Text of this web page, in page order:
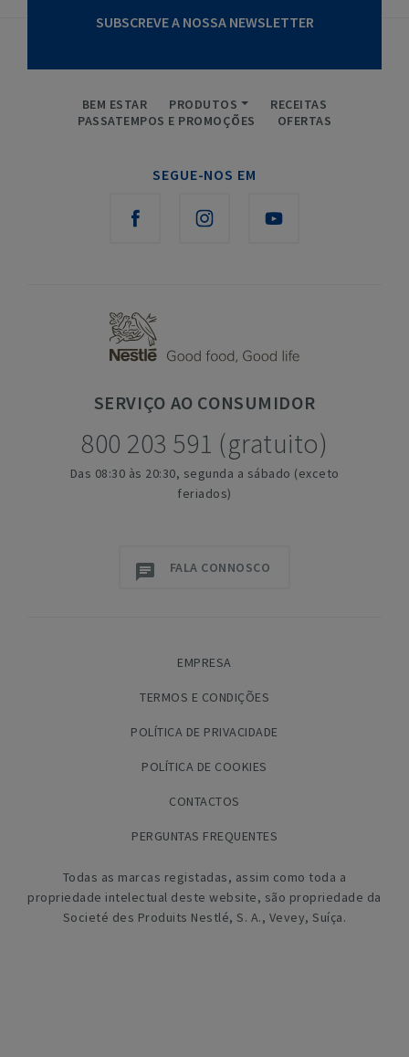
SUBSCREVE A NOSSA NEWSLETTER
BEM ESTAR PRODUTOS
RECEITAS
PASSATEMPOS E PROMOÇÕES
OFERTAS
SEGUE-NOS EM
SERVIÇO AO CONSUMIDOR
800 203 591 (gratuito)
Das 08:30 às 20:30, segunda a sábado (exceto
feriados)
FALA CONNOSCO
EMPRESA
TERMOS E CONDIÇÕES
POLÍTICA DE PRIVACIDADE
POLÍTICA DE COOKIES
CONTACTOS
PERGUNTAS FREQUENTES
Todas as marcas registadas, assim como toda a
propriedade intelectual deste website, são propriedade da
Societé des Produits Nestlé, S. A., Vevey, Suíça.